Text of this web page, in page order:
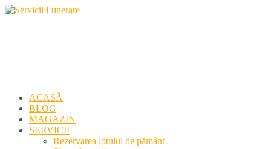
ACASĂ
BLOG
MAGAZIN
SERVICII
Rezervarea lotului de pământ